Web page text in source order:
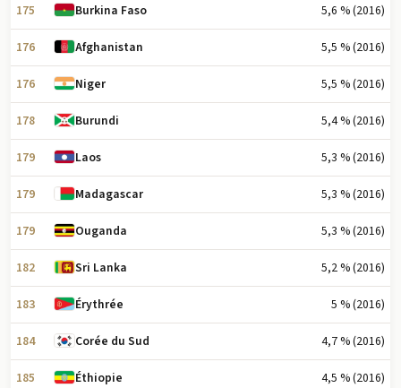
175 Burkina Faso 5,6 % (2016)
176 Afghanistan 5,5 % (2016)
176 Niger 5,5 % (2016)
178 Burundi 5,4 % (2016)
179 Laos 5,3 % (2016)
179 Madagascar 5,3 % (2016)
179 Ouganda 5,3 % (2016)
182 Sri Lanka 5,2 % (2016)
183 Érythrée 5 % (2016)
184 Corée du Sud 4,7 % (2016)
185 Éthiopie 4,5 % (2016)